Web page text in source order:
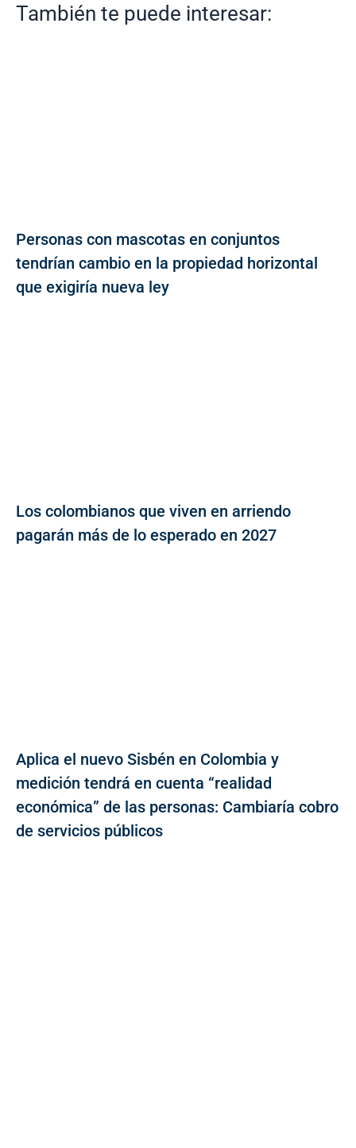
También te puede interesar:
Personas con mascotas en conjuntos
tendrían cambio en la propiedad horizontal
que exigiría nueva ley
Los colombianos que viven en arriendo
pagarán más de lo esperado en 2027
Aplica el nuevo Sisbén en Colombia y
medición tendrá en cuenta “realidad
económica” de las personas: Cambiaría cobro
de servicios públicos